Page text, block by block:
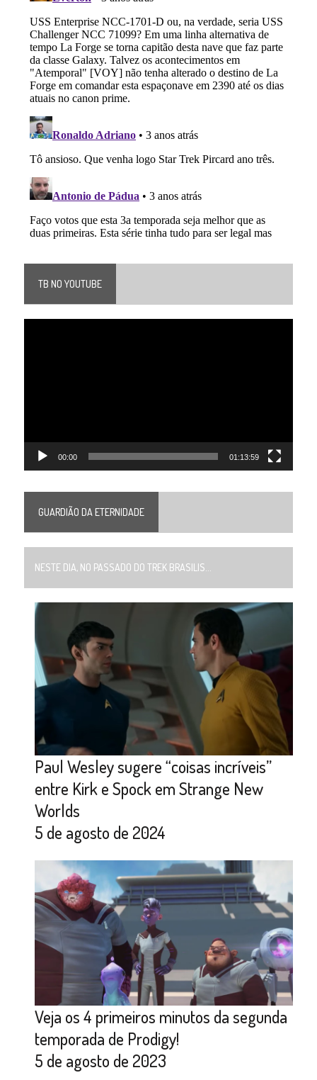
TB NO YOUTUBE
00:00 01:13:59
GUARDIÃO DA ETERNIDADE
NESTE DIA, NO PASSADO DO TREK BRASILIS...
Paul Wesley sugere “coisas incríveis”
entre Kirk e Spock em Strange New
Worlds
5 de agosto de 2024
Veja os 4 primeiros minutos da segunda
temporada de Prodigy!
5 de agosto de 2023